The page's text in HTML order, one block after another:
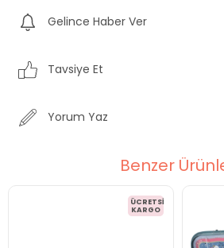
Gelince Haber Ver
Tavsiye Et
Yorum Yaz
Benzer
ÜCRETSIZ
KARGO